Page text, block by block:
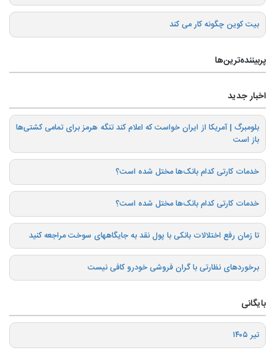
بیت کوین چگونه کار می کند
پربیننده‌ترین‌ها
اخبار جدید
بلومبرگ | آمریکا از ایران خواست که اعلام کند تنگه هرمز برای تمامی کشتی‌ها
باز است
خدمات کارتی کدام بانک‌ها مختل شده است؟
خدمات کارتی کدام بانک‌ها مختل شده است؟
تا زمان رفع اختلالات بانکی با پول نقد به جایگاههای سوخت مراجعه کنید
برخوردهای نظارتی با گران فروشی خودرو کافی نیست
بایگانی
تیر ۱۴۰۵